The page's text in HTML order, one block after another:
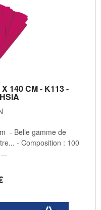
140 CM - K113 -
- Belle gamme de
- Composition : 100